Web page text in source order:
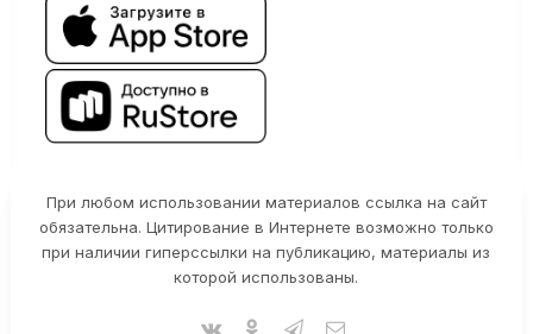
При любом использовании материалов ссылка на сайт
обязательна. Цитирование в Интернете возможно только
при наличии гиперссылки на публикацию, материалы из
которой использованы.